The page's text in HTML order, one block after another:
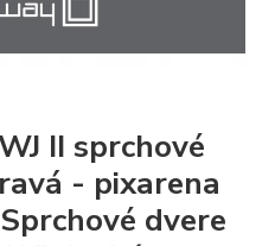
II sprchové
- pixarena
dvere